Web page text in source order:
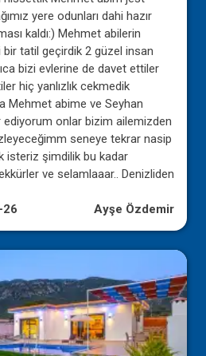
yere odunları dahi hazır
kaldı:) Mehmet abilerin
bir tatil geçirdik 2 güzel insan
bizi evlerine de davet ettiler
hiç yanlızlık cekmedik
Mehmet abime ve Seyhan
onlar bizim ailemizden
seneye tekrar nasip
isteriz şimdilik bu kadar
ve selamlaaar.. Denizliden
26 Ayşe Özdemir